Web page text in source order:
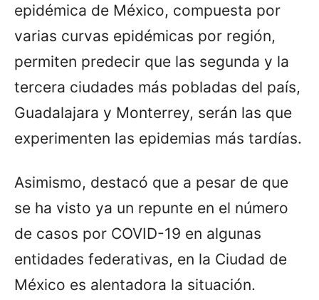
epidémica de México, compuesta por
varias curvas epidémicas por región,
permiten predecir que las segunda y la
tercera ciudades más pobladas del país,
Guadalajara y Monterrey, serán las que
experimenten las epidemias más tardías.
Asimismo, destacó que a pesar de que
se ha visto ya un repunte en el número
de casos por COVID-19 en algunas
entidades federativas, en la Ciudad de
México es alentadora la situación.